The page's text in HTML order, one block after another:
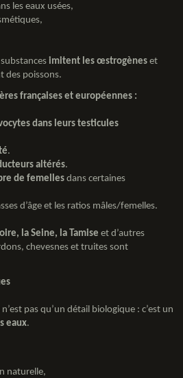
les eaux usées,
imitent les œstrogènes et
des poissons.
françaises et européennes :
dans leurs testicules
.
altérés.
de femelles dans certaines
d’âge et les ratios mâles/femelles.
la Seine, la Tamise et d’autres
chevesnes et truites sont
pas qu’un détail biologique : c’est un
eaux.
naturelle,